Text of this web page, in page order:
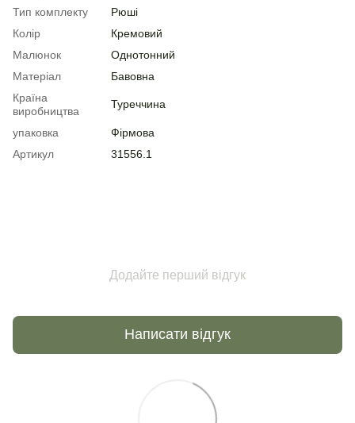
Тип комплекту
Рюші
Колір
Кремовий
Малюнок
Однотонний
Матеріал
Бавовна
Країна
виробництва
Туреччина
упаковка
Фірмова
Артикул
31556.1
Додайте перший відгук
Написати відгук